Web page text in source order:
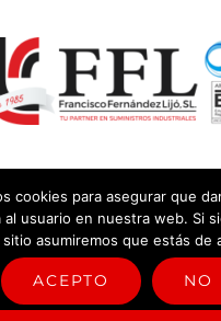
Aviso legal y política de
sistema de gestión
cookies para asegurar que
al usuario en nuestra web. Si
asumiremos que estás de
ACEPTO NO